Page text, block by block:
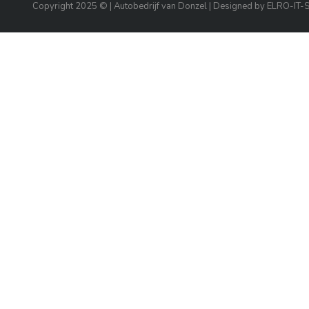
Copyright 2025 © | Autobedrijf van Donzel | Designed by ELRO-IT-